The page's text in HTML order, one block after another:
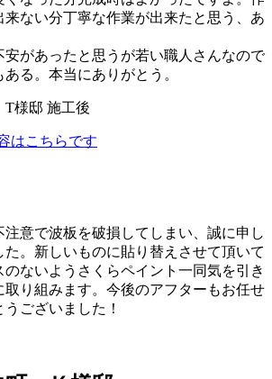
ない分丁寧な作業が出来たと思う、あ
があったと思うが若い職人さんなので
る。本当にありがとう。
はこちらです
注意で波板を破損してしまい、誠に申し
。新しいものに貼り替えさせて頂いて
ないようさくらペイント一同気を引き
取り組みます。今後のアフターもお任せ
ございました！